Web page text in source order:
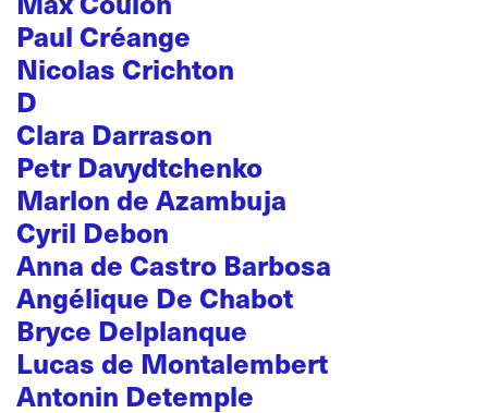
Paul Créange
Nicolas Crichton
D
Clara Darrason
Petr Davydtchenko
Marlon de Azambuja
Cyril Debon
Anna de Castro Barbosa
Angélique De Chabot
Bryce Delplanque
Lucas de Montalembert
Antonin Detemple